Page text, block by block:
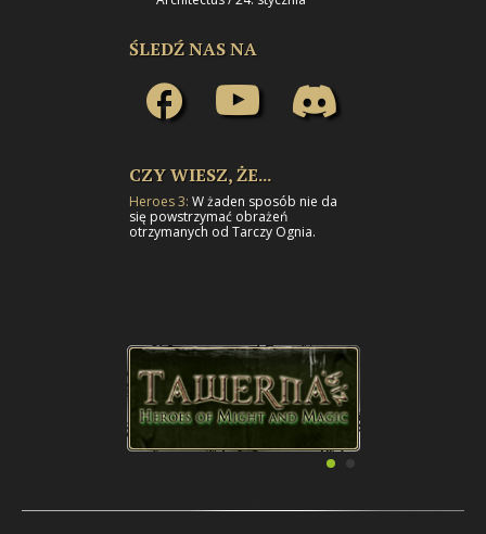
ŚLEDŹ NAS NA
CZY WIESZ, ŻE...
Heroes 3: W żaden sposób nie da
się powstrzymać obrażeń
otrzymanych od Tarczy Ognia.